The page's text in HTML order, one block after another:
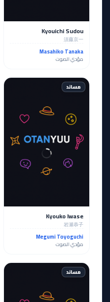
Kyouichi Sudou
須藤京一
Masahiko Tanaka
مؤدي الصوت
مساند
Kyouko Iwase
岩瀬恭子
Megumi Toyoguchi
مؤدي الصوت
مساند